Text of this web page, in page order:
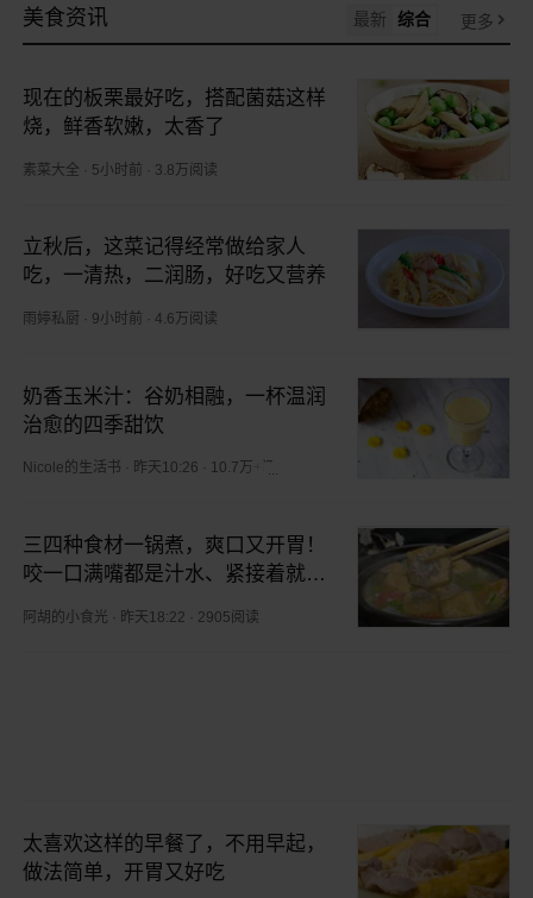
美食资讯 最新 综合 更多
现在的板栗最好吃，搭配菌菇这样
烧，鲜香软嫩，太香了
素菜大全 5小时前 3.8万阅读
立秋后，这菜记得经常做给家人
吃，一清热，二润肠，好吃又营养
雨婷私厨 9小时前 4.6万阅读
奶香玉米汁：谷奶相融，一杯温润
治愈的四季甜饮
Nicole的生活书 昨天10:26 10.7万+阅读
三四种食材一锅煮，爽口又开胃！
咬一口满嘴都是汁水、紧接着就是
阿胡的小食光 昨天18:22 2905阅读
太喜欢这样的早餐了，不用早起，
做法简单，开胃又好吃